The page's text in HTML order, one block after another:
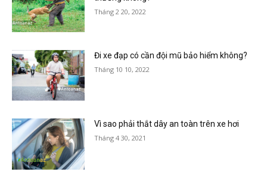
Tháng 2 20, 2022
Đi xe đạp có cần đội mũ bảo hiểm không?
Tháng 10 10, 2022
Vì sao phải thắt dây an toàn trên xe hơi
Tháng 4 30, 2021